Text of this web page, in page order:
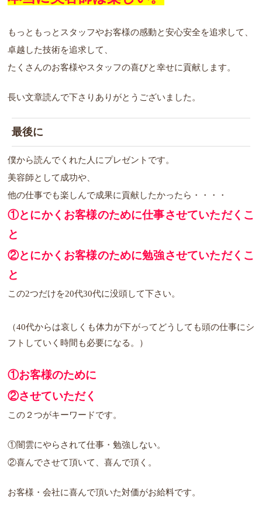
もっともっとスタッフやお客様の感動と安心安全を追求して、
卓越した技術を追求して、
たくさんのお客様やスタッフの喜びと幸せに貢献します。
長い文章読んで下さりありがとうございました。
最後に
僕から読んでくれた人にプレゼントです。
美容師として成功や、
他の仕事でも楽しんで成果に貢献したかったら・・・・
①とにかくお客様のために仕事させていただくこ
と
②とにかくお客様のために勉強させていただくこ
と
この2つだけを20代30代に没頭して下さい。
（40代からは哀しくも体力が下がってどうしても頭の仕事にシ
フトしていく時間も必要になる。）
①お客様のために
②させていただく
この２つがキーワードです。
①闇雲にやらされて仕事・勉強しない。
②喜んでさせて頂いて、喜んで頂く。
お客様・会社に喜んで頂いた対価がお給料です。